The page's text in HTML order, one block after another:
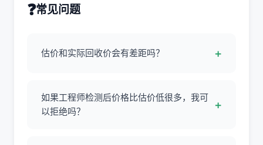
❓常见问题
估价和实际回收价会有差距吗？ +
价，实际价格以工程师现场质检结果为准。但我们
的原则是公平、透明，不会故意压价。
如果工程师检测后价格比估价低很多，我可
以拒绝吗？
+